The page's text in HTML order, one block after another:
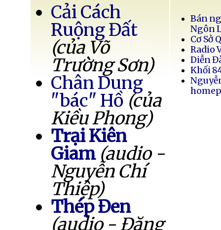
Cải Cách
Ruộng Đất
(của Võ
Trường Sơn)
Chân Dung
"bác" Hồ (của
Kiều Phong)
Trại Kiên
Giam (audio -
Nguyễn Chí
Thiệp)
Thép Đen
(audio - Đặng
Bán
Ngôn
Cơ Sở
Radio
Diễn
Khối